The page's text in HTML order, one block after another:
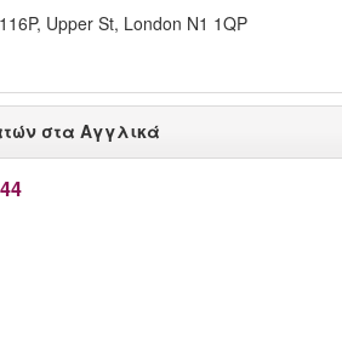
Upper St, London N1 1QP
στα Αγγλικά